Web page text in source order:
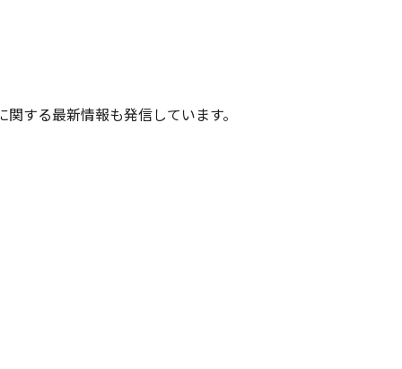
する最新情報も発信しています。